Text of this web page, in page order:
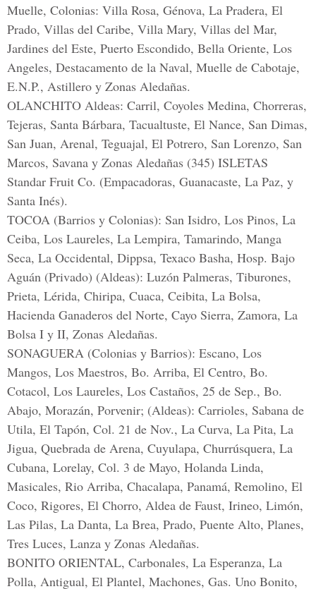
Muelle, Colonias: Villa Rosa, Génova, La Pradera, El
Prado, Villas del Caribe, Villa Mary, Villas del Mar,
Jardines del Este, Puerto Escondido, Bella Oriente, Los
Angeles, Destacamento de la Naval, Muelle de Cabotaje,
E.N.P., Astillero y Zonas Aledañas.
OLANCHITO Aldeas: Carril, Coyoles Medina, Chorreras,
Tejeras, Santa Bárbara, Tacualtuste, El Nance, San Dimas,
San Juan, Arenal, Teguajal, El Potrero, San Lorenzo, San
Marcos, Savana y Zonas Aledañas (345) ISLETAS
Standar Fruit Co. (Empacadoras, Guanacaste, La Paz, y
Santa Inés).
TOCOA (Barrios y Colonias): San Isidro, Los Pinos, La
Ceiba, Los Laureles, La Lempira, Tamarindo, Manga
Seca, La Occidental, Dippsa, Texaco Basha, Hosp. Bajo
Aguán (Privado) (Aldeas): Luzón Palmeras, Tiburones,
Prieta, Lérida, Chiripa, Cuaca, Ceibita, La Bolsa,
Hacienda Ganaderos del Norte, Cayo Sierra, Zamora, La
Bolsa I y II, Zonas Aledañas.
SONAGUERA (Colonias y Barrios): Escano, Los
Mangos, Los Maestros, Bo. Arriba, El Centro, Bo.
Cotacol, Los Laureles, Los Castaños, 25 de Sep., Bo.
Abajo, Morazán, Porvenir; (Aldeas): Carrioles, Sabana de
Utila, El Tapón, Col. 21 de Nov., La Curva, La Pita, La
Jigua, Quebrada de Arena, Cuyulapa, Churrúsquera, La
Cubana, Lorelay, Col. 3 de Mayo, Holanda Linda,
Masicales, Rio Arriba, Chacalapa, Panamá, Remolino, El
Coco, Rigores, El Chorro, Aldea de Faust, Irineo, Limón,
Las Pilas, La Danta, La Brea, Prado, Puente Alto, Planes,
Tres Luces, Lanza y Zonas Aledañas.
BONITO ORIENTAL, Carbonales, La Esperanza, La
Polla, Antigual, El Plantel, Machones, Gas. Uno Bonito,